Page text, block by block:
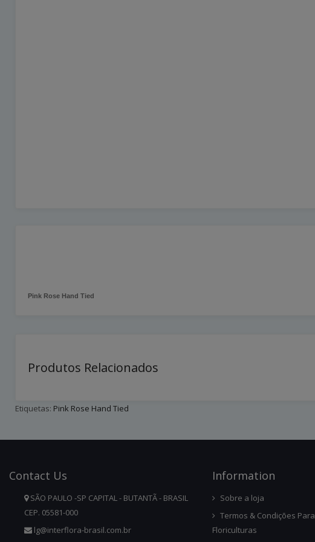
Pink Rose Hand Tied
Produtos Relacionados
Etiquetas: Pink Rose Hand Tied
Contact Us
SÃO PAULO -SP CAPITAL - BUTANTÃ - BRASIL
CEP. 05581-000
lg@interflora-brasil.com.br
InforMation
Sobre a loja
Termos & Condições Para
Floriculturas